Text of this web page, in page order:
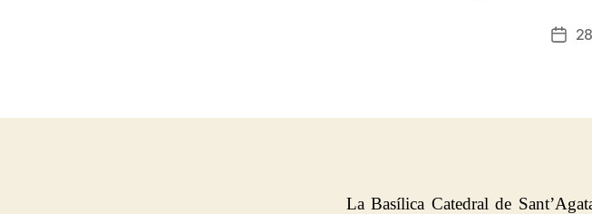
La Basílica Catedral de